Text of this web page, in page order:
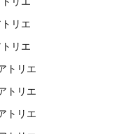
リエ
リエ
トリエ
トリエ
トリエ